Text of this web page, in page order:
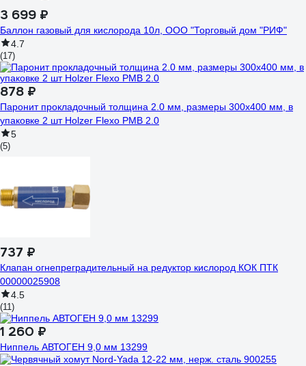
3 699 ₽
Баллон газовый для кислорода 10л, ООО "Торговый дом "РИФ"
4.7
(17)
878 ₽
Паронит прокладочный толщина 2.0 мм, размеры 300x400 мм, в
упаковке 2 шт Holzer Flexo PMB 2.0
5
(5)
737 ₽
Клапан огнепреградительный на редуктор кислород КОК ПТК
00000025908
4.5
(11)
1 260 ₽
Ниппель АВТОГЕН 9,0 мм 13299